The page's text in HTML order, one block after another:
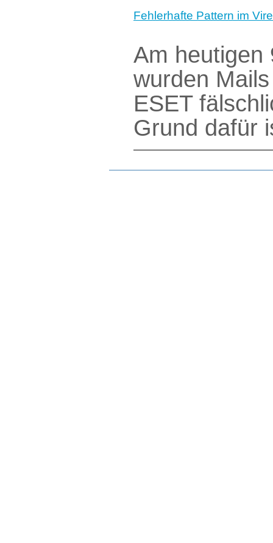
Fehlerhafte Pattern im
Am heutigen
wurden
ESET
Grund